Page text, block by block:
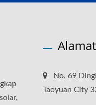
No. 69
Taoyuan City